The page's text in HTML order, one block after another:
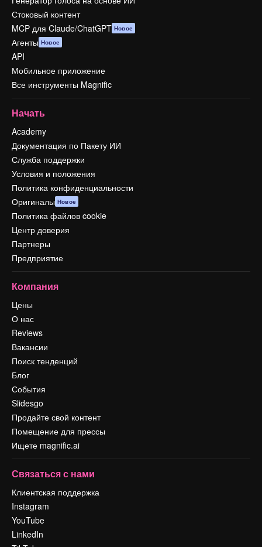
Стоковый контент
MCP для Claude/ChatGPT Новое
Агенты Новое
API
Мобильное приложение
Все инструменты Magnific
Начать
Academy
Документация по Пакету ИИ
Служба поддержки
Условия и положения
Политика конфиденциальности
Оригиналы Новое
Политика файлов cookie
Центр доверия
Партнеры
Предприятие
Компания
Цены
О нас
Reviews
Вакансии
Поиск тенденций
Блог
События
Slidesgo
Продайте свой контент
Помещение для прессы
Ищете magnific.ai
Связаться с нами
Клиентская поддержка
Instagram
YouTube
LinkedIn